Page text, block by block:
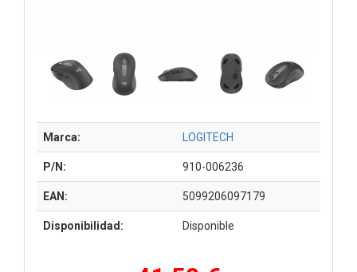
Marca: LOGITECH
P/N: 910-006236
EAN: 5099206097179
Disponibilidad: Disponible